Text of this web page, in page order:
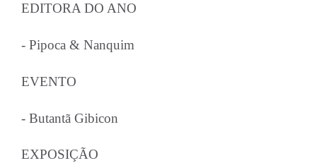
EDITORA DO ANO
- Pipoca & Nanquim
EVENTO
- Butantã Gibicon
EXPOSIÇÃO